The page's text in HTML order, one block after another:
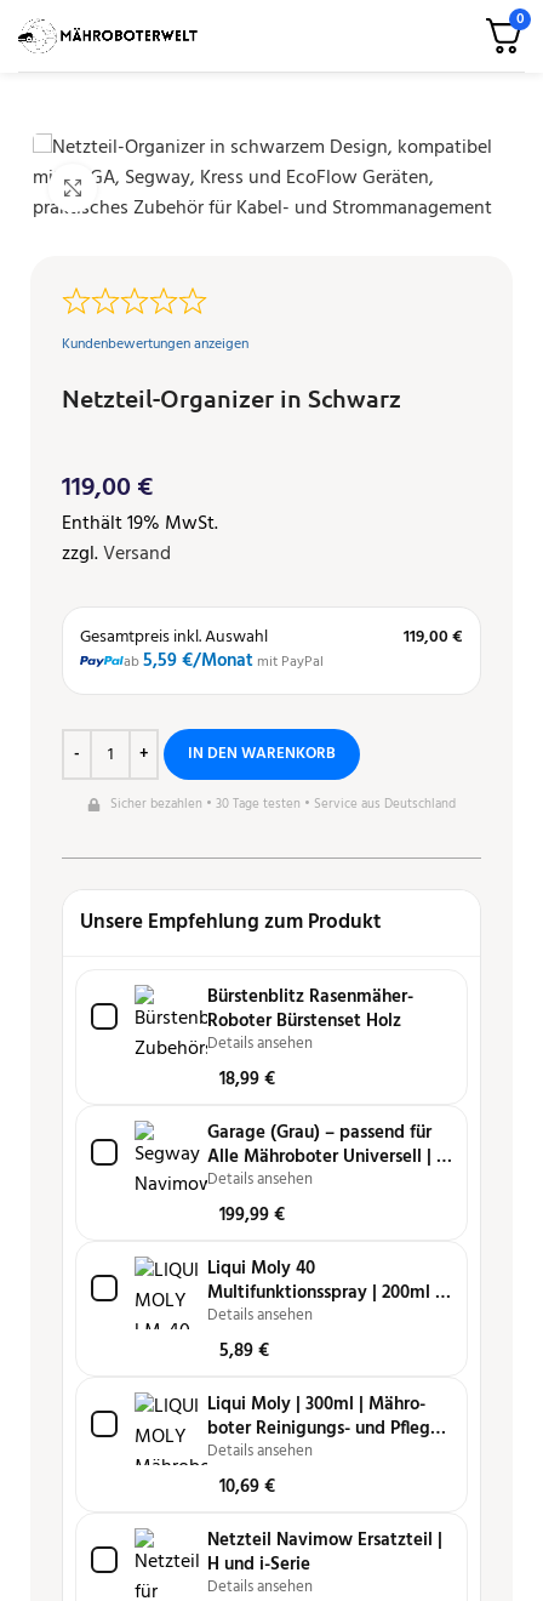
0
Klicken zum Vergrößern
Kundenbewertungen anzeigen
Netzteil-Organizer in Schwarz
119,00€
Enthält 19% MwSt.
zzgl.Versand
Gesamtpreis inkl. Auswahl
ab5,59 €/Monat mit PayPal
119,00 €
IN DEN WARENKORB
Sicher bezahlen • 30 Tage testen • Service aus Deutschland
Unsere Empfehlung zum Produkt
Bürstenblitz Rasenmäher-
Roboter Bürstenset Holz
Details ansehen
18,99€
Garage (Grau) – passend für
Alle Mähroboter Universell | i,
H und X-Serie
Details ansehen
199,99€
Liqui Moly 40
Multifunktionsspray | 200ml |
Schmiert, reinigt, löst, schützt
und pflegt
Details ansehen
5,89€
Liqui Moly | 300ml | Mähro­
boter Reini­gungs- und Pfle­ge­
spray
Details ansehen
10,69€
Netzteil Navimow Ersatzteil |
H und i-Serie
Details ansehen